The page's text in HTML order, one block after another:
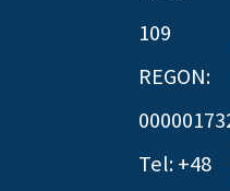
109
REGON:
Tel: +48